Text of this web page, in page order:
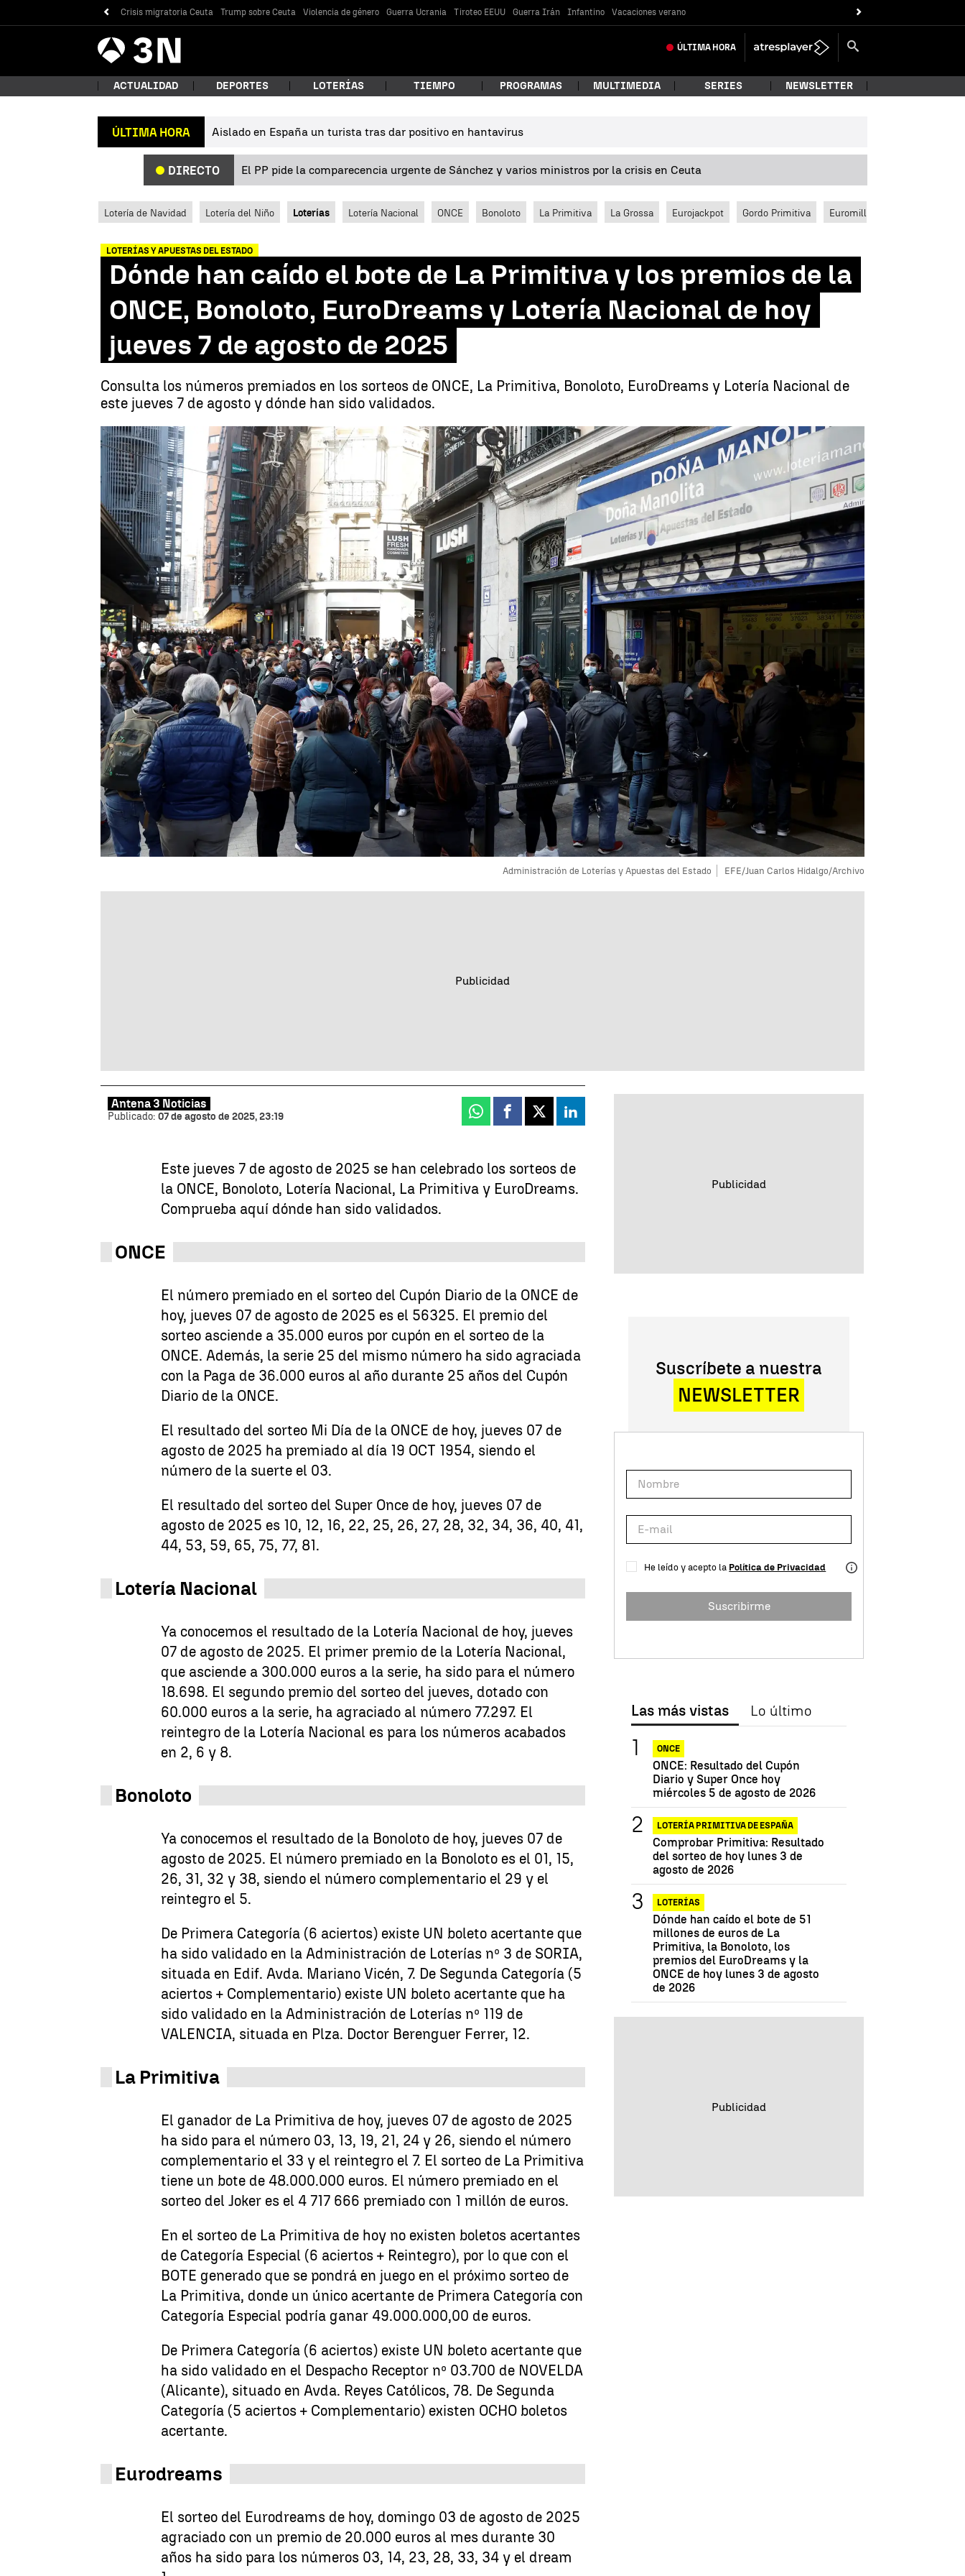
Crisis migratoria Ceuta Trump sobre Ceuta Violencia de género Guerra Ucrania Tiroteo EEUU Guerra Irán Infantino Vacaciones verano
Antena
3 Noticias ÚLTIMA HORA
¿Qué estás buscando?
Buscar
ACTUALIDAD DEPORTES LOTERÍAS TIEMPO PROGRAMAS MULTIMEDIA SERIES NEWSLETTER
ÚLTIMA HORA Aislado en España un turista tras dar positivo en hantavirus
DIRECTO El PP pide la comparecencia urgente de Sánchez y varios ministros por la crisis en Ceuta
Lotería de Navidad Lotería del Niño Loterías Lotería Nacional ONCE Bonoloto La Primitiva La Grossa Eurojackpot Gordo Primitiva Euromillones
LOTERÍAS Y APUESTAS DEL ESTADO
Dónde han caído el bote de La Primitiva y los premios de la
ONCE, Bonoloto, EuroDreams y Lotería Nacional de hoy
jueves 7 de agosto de 2025
Consulta los números premiados en los sorteos de ONCE, La Primitiva, Bonoloto, EuroDreams y Lotería Nacional de
este jueves 7 de agosto y dónde han sido validados.
Administración de Loterías y Apuestas del Estado EFE/Juan Carlos Hidalgo/Archivo
Antena 3 Noticias
Publicado: 07 de agosto de 2025, 23:19 Whatsapp
Facebook
X Linkedin
Este jueves 7 de agosto de 2025 se han celebrado los sorteos de
la ONCE, Bonoloto, Lotería Nacional, La Primitiva y EuroDreams.
Comprueba aquí dónde han sido validados.
ONCE
El número premiado en el sorteo del Cupón Diario de la ONCE de
hoy, jueves 07 de agosto de 2025 es el 56325. El premio del
sorteo asciende a 35.000 euros por cupón en el sorteo de la
ONCE. Además, la serie 25 del mismo número ha sido agraciada
con la Paga de 36.000 euros al año durante 25 años del Cupón
Diario de la ONCE.
El resultado del sorteo Mi Día de la ONCE de hoy, jueves 07 de
agosto de 2025 ha premiado al día 19 OCT 1954, siendo el
número de la suerte el 03.
El resultado del sorteo del Super Once de hoy, jueves 07 de
agosto de 2025 es 10, 12, 16, 22, 25, 26, 27, 28, 32, 34, 36, 40, 41,
44, 53, 59, 65, 75, 77, 81.
Lotería Nacional
Ya conocemos el resultado de la Lotería Nacional de hoy, jueves
07 de agosto de 2025. El primer premio de la Lotería Nacional,
que asciende a 300.000 euros a la serie, ha sido para el número
18.698. El segundo premio del sorteo del jueves, dotado con
60.000 euros a la serie, ha agraciado al número 77.297. El
reintegro de la Lotería Nacional es para los números acabados
en 2, 6 y 8.
Bonoloto
Ya conocemos el resultado de la Bonoloto de hoy, jueves 07 de
agosto de 2025. El número premiado en la Bonoloto es el 01, 15,
26, 31, 32 y 38, siendo el número complementario el 29 y el
reintegro el 5.
De Primera Categoría (6 aciertos) existe UN boleto acertante que
ha sido validado en la Administración de Loterías nº 3 de SORIA,
situada en Edif. Avda. Mariano Vicén, 7. De Segunda Categoría (5
aciertos + Complementario) existe UN boleto acertante que ha
sido validado en la Administración de Loterías nº 119 de
VALENCIA, situada en Plza. Doctor Berenguer Ferrer, 12.
La Primitiva
El ganador de La Primitiva de hoy, jueves 07 de agosto de 2025
ha sido para el número 03, 13, 19, 21, 24 y 26, siendo el número
complementario el 33 y el reintegro el 7. El sorteo de La Primitiva
tiene un bote de 48.000.000 euros. El número premiado en el
sorteo del Joker es el 4 717 666 premiado con 1 millón de euros.
En el sorteo de La Primitiva de hoy no existen boletos acertantes
de Categoría Especial (6 aciertos + Reintegro), por lo que con el
BOTE generado que se pondrá en juego en el próximo sorteo de
La Primitiva, donde un único acertante de Primera Categoría con
Categoría Especial podría ganar 49.000.000,00 de euros.
De Primera Categoría (6 aciertos) existe UN boleto acertante que
ha sido validado en el Despacho Receptor nº 03.700 de NOVELDA
(Alicante), situado en Avda. Reyes Católicos, 78. De Segunda
Categoría (5 aciertos + Complementario) existen OCHO boletos
acertante.
Eurodreams
El sorteo del Eurodreams de hoy, domingo 03 de agosto de 2025
agraciado con un premio de 20.000 euros al mes durante 30
años ha sido para los números 03, 14, 23, 28, 33, 34 y el dream
Suscríbete a nuestra
NEWSLETTER
He leído y acepto la Política de Privacidad
Suscribirme
Las más vistas Lo último
ONCE
ONCE: Resultado del Cupón
Diario y Super Once hoy
miércoles 5 de agosto de 2026
LOTERÍA PRIMITIVA DE ESPAÑA
Comprobar Primitiva: Resultado
del sorteo de hoy lunes 3 de
agosto de 2026
LOTERÍAS
Dónde han caído el bote de 51
millones de euros de La
Primitiva, la Bonoloto, los
premios del EuroDreams y la
ONCE de hoy lunes 3 de agosto
de 2026